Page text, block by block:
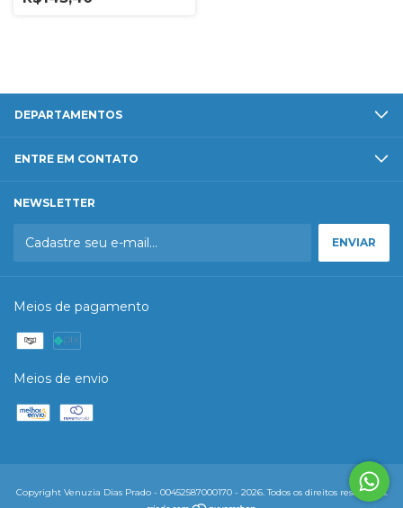
DEPARTAMENTOS
ENTRE EM CONTATO
NEWSLETTER
Meios de pagamento
Meios de envio
Copyright Venuzia Dias Prado - 00452587000170 - 2026. Todos os direitos reservados.